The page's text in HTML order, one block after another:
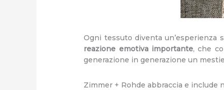
Ogni tessuto diventa
reazione emotiva importante, che
generazione in generazione un
Zimmer + Rohde abbraccia e include